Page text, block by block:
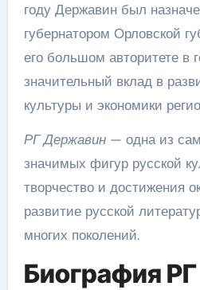
году Державин был
губернатором Орловской
его большом авторитете в
значительный вклад в
культуры и экономики
РГ Державин— одна из
значимых фигур русской
творчество и достижения
развитие русской
многих поколений.
Биография РГ